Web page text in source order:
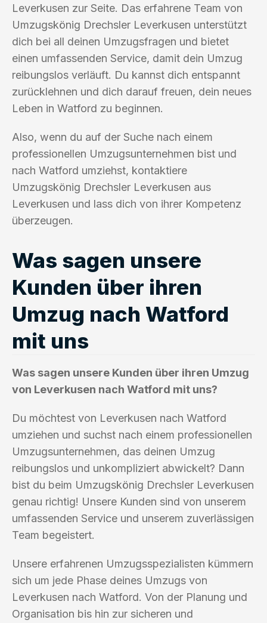
Leverkusen zur Seite. Das erfahrene Team von
Umzugskönig Drechsler Leverkusen unterstützt
dich bei all deinen Umzugsfragen und bietet
einen umfassenden Service, damit dein Umzug
reibungslos verläuft. Du kannst dich entspannt
zurücklehnen und dich darauf freuen, dein neues
Leben in Watford zu beginnen.
Also, wenn du auf der Suche nach einem
professionellen Umzugsunternehmen bist und
nach Watford umziehst, kontaktiere
Umzugskönig Drechsler Leverkusen aus
Leverkusen und lass dich von ihrer Kompetenz
überzeugen.
Was sagen unsere
Kunden über ihren
Umzug nach Watford
mit uns
Was sagen unsere Kunden über ihren Umzug
von Leverkusen nach Watford mit uns?
Du möchtest von Leverkusen nach Watford
umziehen und suchst nach einem professionellen
Umzugsunternehmen, das deinen Umzug
reibungslos und unkompliziert abwickelt? Dann
bist du beim Umzugskönig Drechsler Leverkusen
genau richtig! Unsere Kunden sind von unserem
umfassenden Service und unserem zuverlässigen
Team begeistert.
Unsere erfahrenen Umzugsspezialisten kümmern
sich um jede Phase deines Umzugs von
Leverkusen nach Watford. Von der Planung und
Organisation bis hin zur sicheren und